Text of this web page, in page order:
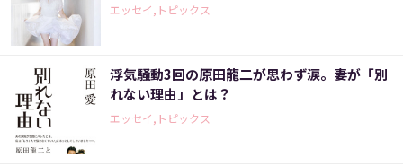
エッセイ,トピックス
浮気騒動3回の原田龍二が思わず涙。妻が「別
れない理由」とは？
エッセイ,トピックス